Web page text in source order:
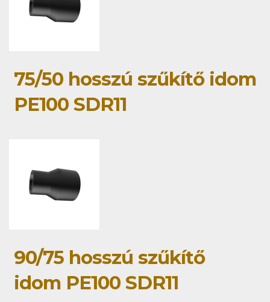
75/50 hosszú szűkítő idom
PE100 SDR11
90/75 hosszú szűkítő
idom PE100 SDR11